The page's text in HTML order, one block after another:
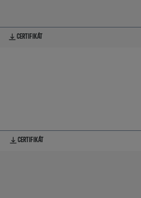
CERTIFIKÁT
CERTIFIKÁT